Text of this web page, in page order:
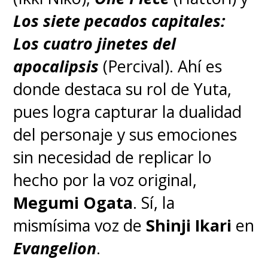
Los siete pecados capitales:
Los cuatro jinetes del
apocalipsis (Percival). Ahí es
donde destaca su rol de Yuta,
pues logra capturar la dualidad
del personaje y sus emociones
sin necesidad de replicar lo
hecho por la voz original,
Megumi Ogata. Sí, la
mismísima voz de Shinji Ikari en
Evangelion.